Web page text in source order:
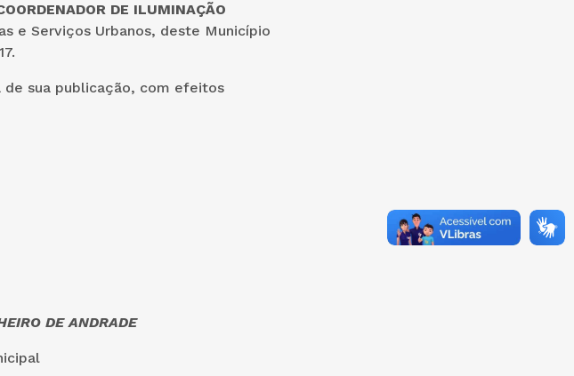
DE ILUMINAÇÃO
e Serviços Urbanos, deste Município
sua publicação, com efeitos
DE ANDRADE